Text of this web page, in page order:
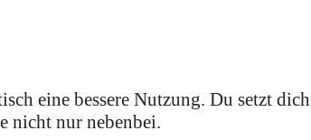
eine bessere Nutzung. Du setzt dich
nicht nur nebenbei.